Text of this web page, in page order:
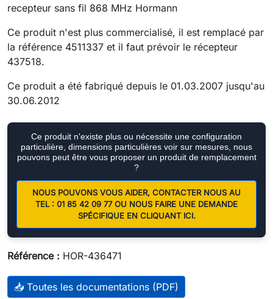
recepteur sans fil 868 MHz Hormann
Ce produit n'est plus commercialisé, il est remplacé par
la référence 4511337 et il faut prévoir le récepteur
437518.
Ce produit a été fabriqué depuis le 01.03.2007 jusqu'au
30.06.2012
Ce produit n'existe plus ou nécessite une configuration
particulière, dimensions particulières voir sur mesures, nous
pouvons peut être vous proposer un produit de remplacement
?
NOUS POUVONS VOUS AIDER, CONTACTER NOUS AU
TEL : 01 85 42 09 77 OU NOUS FAIRE UNE DEMANDE
SPÉCIFIQUE EN CLIQUANT ICI.
Référence : HOR-436471
📥 Toutes les documentations (PDF)